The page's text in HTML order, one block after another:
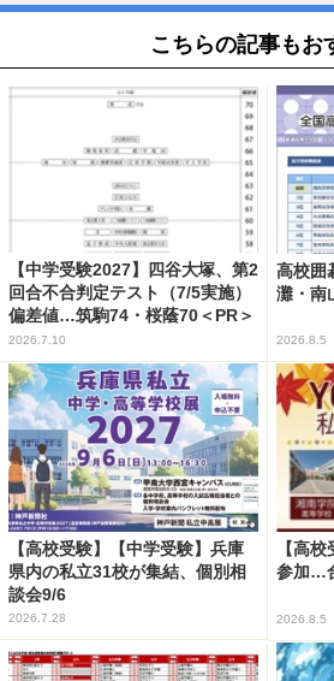
こちらの記事もお
【中学受験2027】四谷大塚、第2
回合不合判定テスト（7/5実施）
偏差値…筑駒74・桜蔭70＜PR＞
2026.7.10
高校囲
灘・南
2026.8.5
【高校受験】【中学受験】兵庫
県内の私立31校が集結、個別相
談会9/6
2026.7.28
【高
参加…
2026.8.5